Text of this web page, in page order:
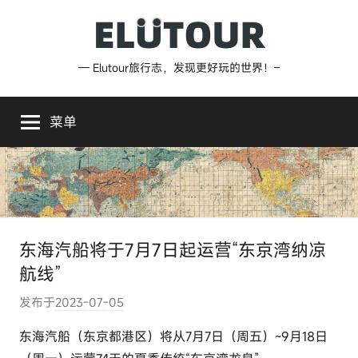
Elutour
旅
行
志
— Elutour旅行志，发现更好玩的世界！–
菜单
东海汽船将于7月7日起运营“东京湾纳凉
航线”
发布于2023-07-05
:
东海汽船（东京都港区）将从7月7日（周五）~9月18日